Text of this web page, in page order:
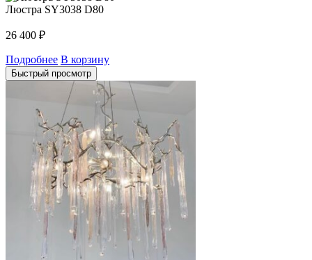
Люстра SY3038 D80
26 400 ₽
Подробнее В корзину
Быстрый просмотр